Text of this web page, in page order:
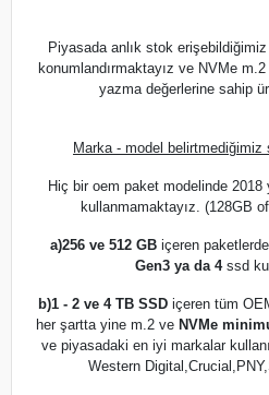
Piyasada anlık stok
konumlandırmaktayız ve NVMe
yazma değerlerine sahip
Marka - model belirtmediğimiz
Hiç bir oem paket modelinde 2018
kullanmamaktayız. (128GB
a)256 ve 512 GB içeren
Gen3 ya da 4ssd
b)1 - 2 ve 4 TB SSD içeren tüm
her şartta yine m.2 ve NVMe
ve piyasadaki en iyi markalar
Western